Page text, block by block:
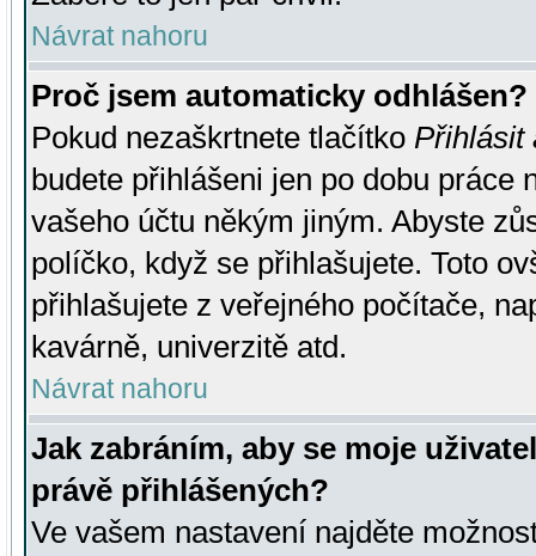
Návrat nahoru
Proč jsem automaticky odhlášen?
Pokud nezaškrtnete tlačítko Přihlásit
budete přihlášeni jen po dobu práce
vašeho účtu někým jiným. Abyste
políčko, když se přihlašujete. Toto
přihlašujete z veřejného počítače,
kavárně, univerzitě atd.
Návrat nahoru
Jak zabráním, aby se moje
právě přihlášených?
Ve vašem nastavení najděte